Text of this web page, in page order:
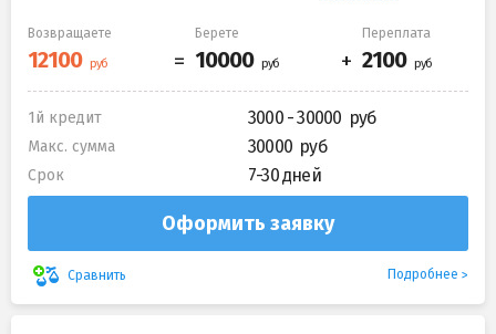
Возвращаете Берете Переплата
1й кредит 3000 - 30000
Макс. сумма 30000
Срок 7-30 дней
Оформить заявку
Сравнить Подробнее